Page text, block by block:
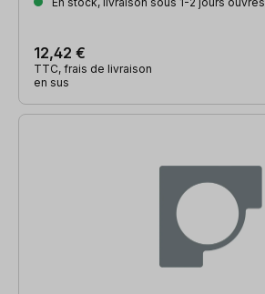
12,42 €
TTC, frais de livraison
en sus